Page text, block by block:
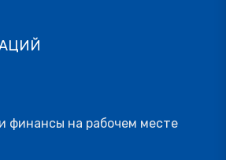
финансы на рабочем месте